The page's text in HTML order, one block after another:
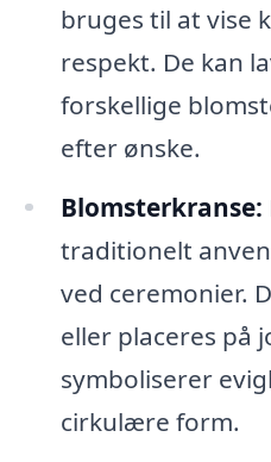
bruges til at vise
respekt. De kan
forskellige
efter ønske.
Blomsterkranse:
traditionelt
ved ceremonier.
eller placeres på
symboliserer
cirkulære form.